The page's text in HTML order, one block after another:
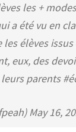
les +
a été vu en
les élèves
eux, des
parents
May 16,